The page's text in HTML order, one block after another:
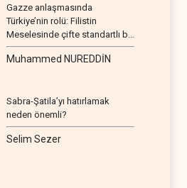
Gazze anlaşmasında
Türkiye’nin rolü: Filistin
Meselesinde çifte standartlı bir
seyir
Muhammed NUREDDİN
Sabra-Şatila’yı hatırlamak
neden önemli?
Selim Sezer